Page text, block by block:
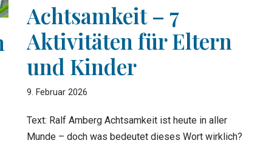
Achtsamkeit – 7
Aktivitäten für Eltern
und Kinder
9. Februar 2026
Text: Ralf Amberg Achtsamkeit ist heute in aller
Munde – doch was bedeutet dieses Wort wirklich?